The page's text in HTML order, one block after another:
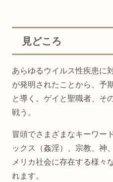
見どころ
あらゆるウイルス性疾患に
が発明されたことから、予
と導く。ゲイと聖職者、そ
戦う。
冒頭でさまざまなキーワー
ックス（姦淫）、宗教、神
メリカ社会に存在する様々
れます。